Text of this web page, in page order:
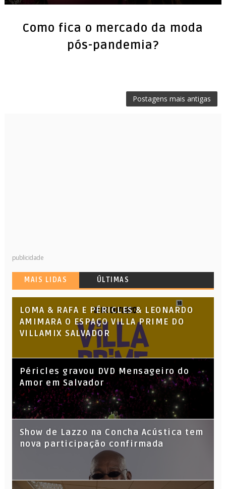
Como fica o mercado da moda
pós-pandemia?
Postagens mais antigas
publicidade
MAIS LIDAS ÚLTIMAS
LOMA & RAFA E PÉRICLES & LEONARDO
AMIMARA O ESPAÇO VILLA PRIME DO
VILLAMIX SALVADOR
Péricles gravou DVD Mensageiro do
Amor em Salvador
Show de Lazzo na Concha Acústica tem
nova participação confirmada